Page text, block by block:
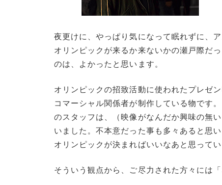
夜更けに、やっぱり気になって眠れずに、
オリンピックが来るか来ないかの瀬戸際だ
のは、よかったと思います。
オリンピックの招致活動に使われたプレゼ
コマーシャル関係者が制作している物です
のスタッフは、（映像がなんだか興味の無
いました。不本意だった事も多々あると思
オリンピックが決まればいいなあと思ってい
そういう観点から、ご尽力された方々には